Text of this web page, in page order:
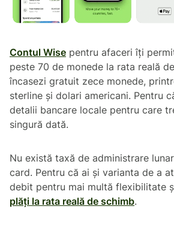
Contul Wise pentru afaceri îți
peste 70 de monede la rata reală
încasezi gratuit zece monede,
sterline și dolari americani. Pentru
detalii bancare locale pentru care
singură dată.
Nu există taxă de administrare
card. Pentru că ai și varianta de a
debit pentru mai multă flexibilitate
plăți la rata reală de schimb.